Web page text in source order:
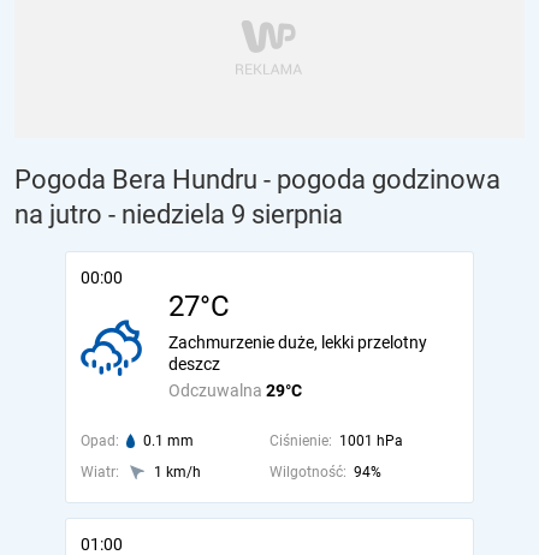
Pogoda Bera Hundru - pogoda godzinowa
na jutro - niedziela 9 sierpnia
00:00
27°C
Odczuwalna 29°C
Zachmurzenie duże, lekki przelotny
deszcz
Opad: 0.1 mm Ciśnienie: 1001 hPa
Wiatr:
1 km/h Wilgotność: 94%
01:00